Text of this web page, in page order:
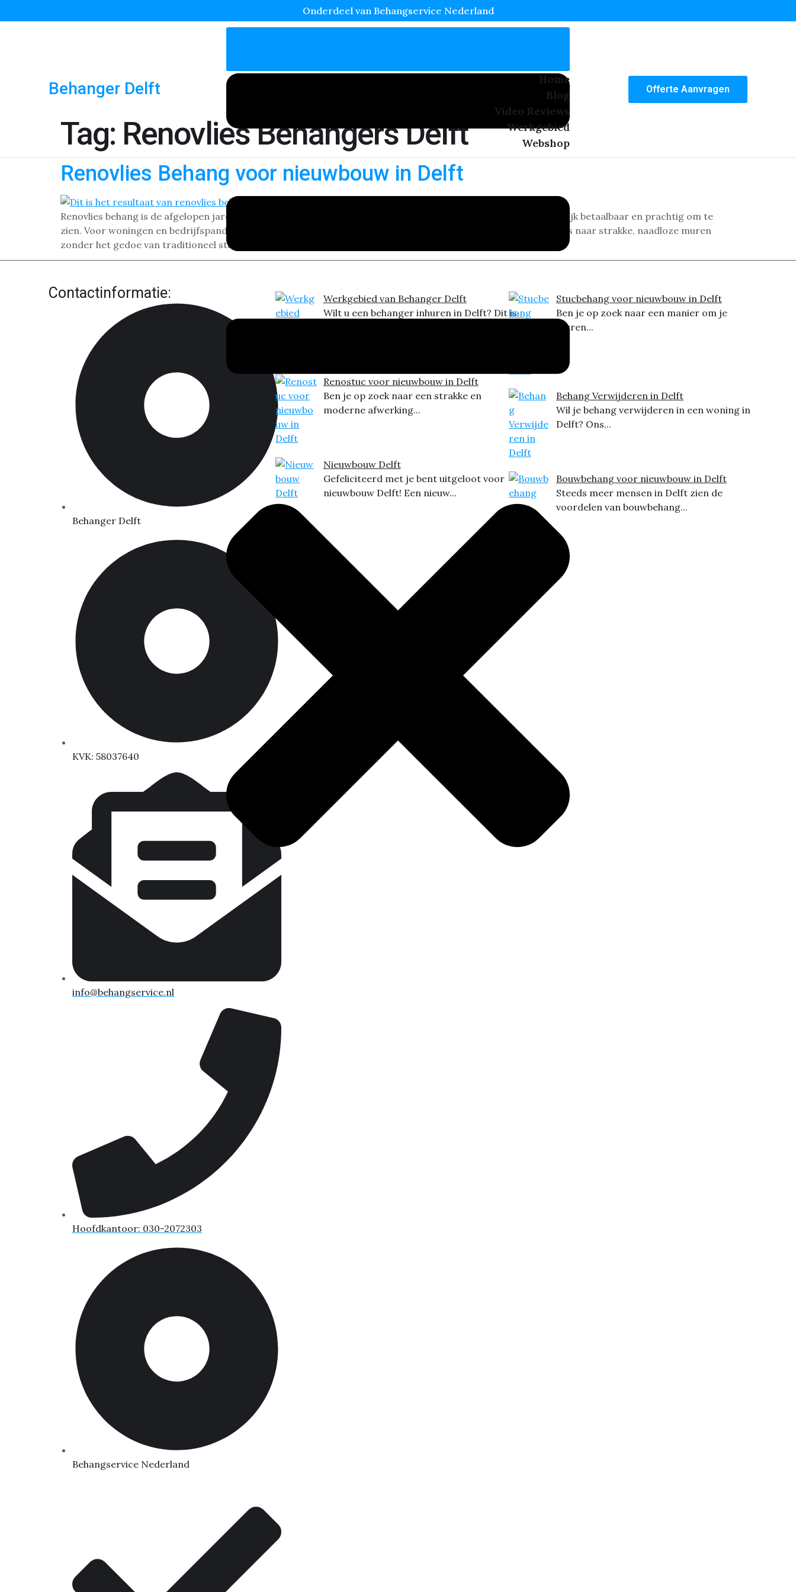
Onderdeel van Behangservice Nederland
Behanger Delft
Home
Blog
Video Reviews
Werkgebied
Webshop
Offerte Aanvragen
Tag: Renovlies Behangers Delft
Renovlies Behang voor nieuwbouw in Delft
Renovlies behang is de afgelopen jaren enorm populair geworden bij nieuwbouwprojecten in Delft. Het is namelijk betaalbaar en prachtig om te
zien. Voor woningen en bedrijfspanden in Delft biedt renovliesbehang een perfecte oplossing voor wie op zoek is naar strakke, naadloze muren
zonder het gedoe van traditioneel stucwerk. Of je nu in een nieuwbouwwoning in […]
Contactinformatie:
Behanger Delft
KVK: 58037640
info@behangservice.nl
Hoofdkantoor: 030-2072303
Behangservice Nederland
Werkgebied van Behanger Delft
Wilt u een behanger inhuren in Delft? Dit is
Renostuc voor nieuwbouw in Delft
Ben je op zoek naar een strakke en
moderne afwerking...
Nieuwbouw Delft
Gefeliciteerd met je bent uitgeloot voor
nieuwbouw Delft! Een nieuw...
Stucbehang voor nieuwbouw in Delft
Ben je op zoek naar een manier om je
muren...
Behang Verwijderen in Delft
Wil je behang verwijderen in een woning in
Delft? Ons...
Bouwbehang voor nieuwbouw in Delft
Steeds meer mensen in Delft zien de
voordelen van bouwbehang...